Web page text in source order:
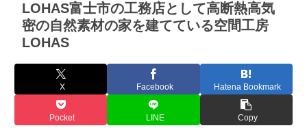
LOHAS富士市の工務店として高断熱高気
密の自然素材の家を建てている空間工房
LOHAS
X Facebook Hatena Bookmark
Pocket LINE Copy